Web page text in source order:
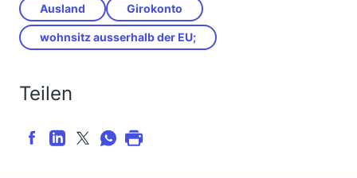
Ausland Girokonto
wohnsitz ausserhalb der EU;
Teilen